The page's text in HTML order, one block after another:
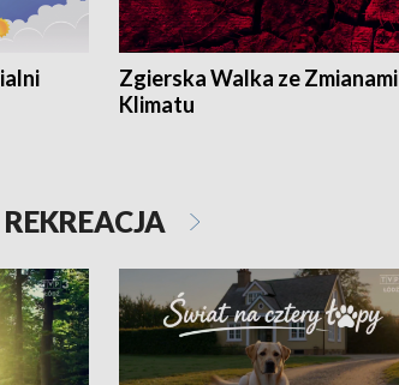
Zgierska Walka ze Zmianami
Klimatu